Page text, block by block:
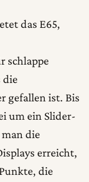
das E65,
schlappe
die
gefallen ist. Bis
um ein Slider-
die
erreicht,
die